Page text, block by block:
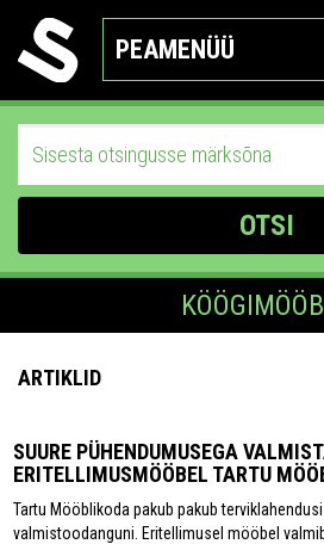
PEAMENÜÜ
OTSI
ARTIKLID
SUURE PÜHENDUMUSEGA
ERITELLIMUSMÖÖBEL TARTU
Tartu Mööblikoda pakub pakub
valmistoodanguni. Eritellimusel mööbel